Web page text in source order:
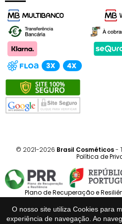
O nosso site utiliza Cookies para
experiência de navegação. Ao
© 2021-2026 Brasil Cosméticos-
Política de
Plano de Recuperação e
Português